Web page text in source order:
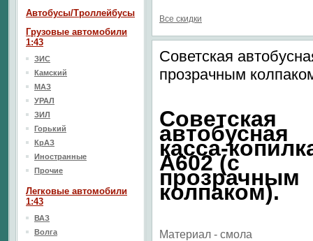
Все скидки
Советская
прозрачным
Советская
автобусная
касса-
А602 (с
прозрачным
колпаком).
Материал - смола
Автобусы/Троллейбусы
Грузовые автомобили
1:43
ЗИС
Камский
МАЗ
УРАЛ
ЗИЛ
Горький
КрАЗ
Иностранные
Прочие
Легковые автомобили
1:43
ВАЗ
Волга